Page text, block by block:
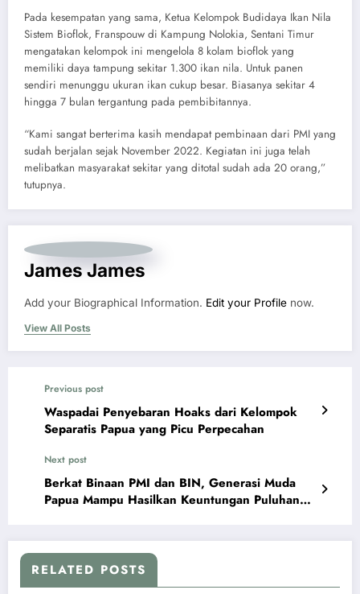
Pada kesempatan yang sama, Ketua Kelompok Budidaya Ikan Nila
Sistem Bioflok, Franspouw di Kampung Nolokia, Sentani Timur
mengatakan kelompok ini mengelola 8 kolam bioflok yang
memiliki daya tampung sekitar 1.300 ikan nila. Untuk panen
sendiri menunggu ukuran ikan cukup besar. Biasanya sekitar 4
hingga 7 bulan tergantung pada pembibitannya.
“Kami sangat berterima kasih mendapat pembinaan dari PMI yang
sudah berjalan sejak November 2022. Kegiatan ini juga telah
melibatkan masyarakat sekitar yang ditotal sudah ada 20 orang,”
tutupnya.
James James
Add your Biographical Information. Edit your Profile now.
View All Posts
Previous post
Waspadai Penyebaran Hoaks dari Kelompok
Separatis Papua yang Picu Perpecahan
Next post
Berkat Binaan PMI dan BIN, Generasi Muda
Papua Mampu Hasilkan Keuntungan Puluhan
RELATED POSTS